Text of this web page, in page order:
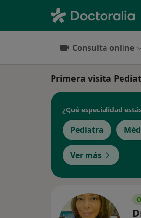
Consulta online
Primera visita
¿Qué especialidad
Pediatra
Ver más